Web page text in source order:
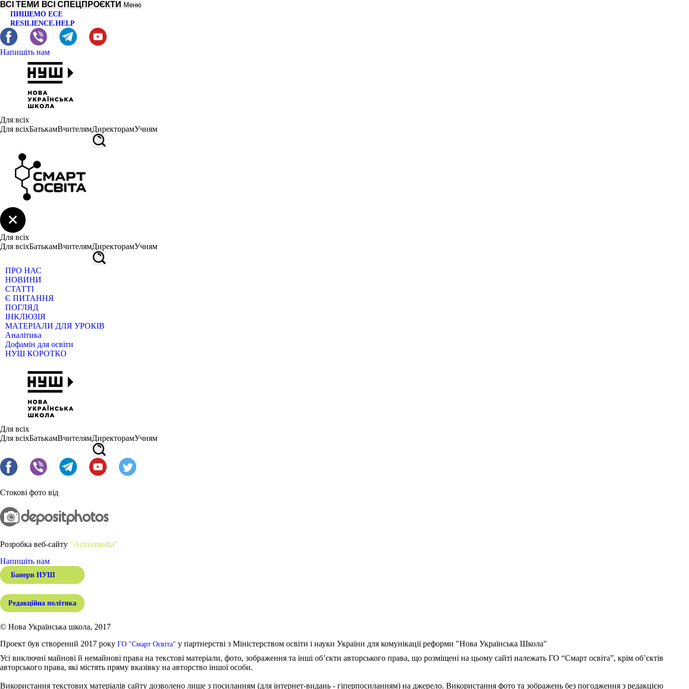
ВСІ ТЕМИ ВСІ СПЕЦПРОЄКТИ Меню
ПИШЕМО ЕСЕ
RESILIENCE.HELP
Напишіть нам
Для всіх
Для всіхБатькамВчителямДиректорамУчням
Для всіх
Для всіхБатькамВчителямДиректорамУчням
ПРО НАС
НОВИНИ
СТАТТІ
Є ПИТАННЯ
ПОГЛЯД
ІНКЛЮЗІЯ
МАТЕРІАЛИ ДЛЯ УРОКІВ
Аналітика
Дофамін для освіти
НУШ КОРОТКО
Для всіх
Для всіхБатькамВчителямДиректорамУчням
Стокові фото від
Розробка веб-сайту "Activemedia"
Напишіть нам
Банери НУШ
Редакційна політика
© Нова Українська школа, 2017
Проект був створений 2017 року ГО "Смарт Освіта" у партнерстві з Міністерством освіти і науки України для комунікації реформи "Нова Українська Школа"
Усі виключні майнові й немайнові права на текстові матеріали, фото, зображення та інші об’єкти авторського права, що розміщені на цьому сайті належать ГО “Смарт освіта”, крім об’єктів
авторського права, які містять пряму вказівку на авторство іншої особи.
Використання текстових матеріалів сайту дозволено лише з посиланням (для інтернет-видань - гіперпосиланням) на джерело. Використання фото та зображень без погодження з редакцією